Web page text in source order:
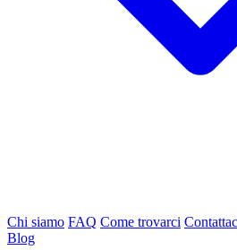
Chi siamo FAQ Come trovarci
Blog